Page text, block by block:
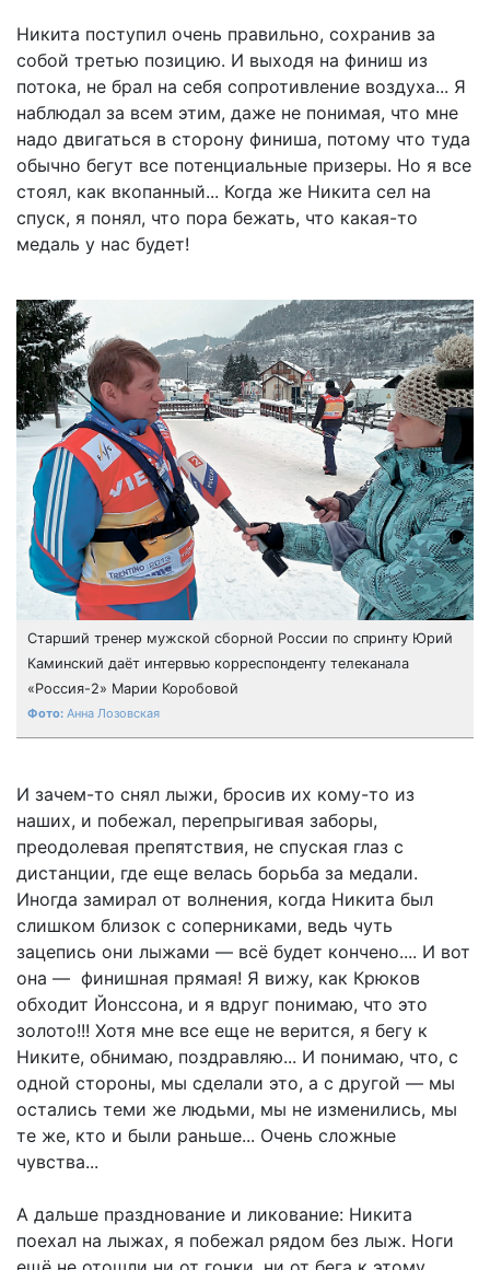
Никита поступил очень правильно, сохранив за
собой третью позицию. И выходя на финиш из
потока, не брал на себя сопротивление воздуха... Я
наблюдал за всем этим, даже не понимая, что мне
надо двигаться в сторону финиша, потому что туда
обычно бегут все потенциальные призеры. Но я все
стоял, как вкопанный... Когда же Никита сел на
спуск, я понял, что пора бежать, что какая-то
медаль у нас будет!
Старший тренер мужской сборной России по спринту Юрий
Каминский даёт интервью корреспонденту телеканала
«Россия-2» Марии Коробовой
Анна Лозовская
И зачем-то снял лыжи, бросив их кому-то из
наших, и побежал, перепрыгивая заборы,
преодолевая препятствия, не спуская глаз с
дистанции, где еще велась борьба за медали.
Иногда замирал от волнения, когда Никита был
слишком близок с соперниками, ведь чуть
зацепись они лыжами — всё будет кончено.... И вот
она — финишная прямая! Я вижу, как Крюков
обходит Йонссона, и я вдруг понимаю, что это
золото!!! Хотя мне все еще не верится, я бегу к
Никите, обнимаю, поздравляю... И понимаю, что, с
одной стороны, мы сделали это, а с другой — мы
остались теми же людьми, мы не изменились, мы
те же, кто и были раньше... Очень сложные
чувства...
А дальше празднование и ликование: Никита
поехал на лыжах, я побежал рядом без лыж. Ноги